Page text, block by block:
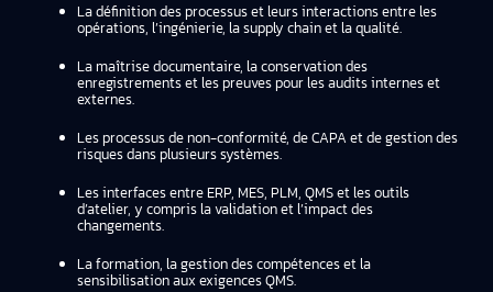
La définition des processus et leurs interactions entre les
opérations, l’ingénierie, la supply chain et la qualité.
La maîtrise documentaire, la conservation des
enregistrements et les preuves pour les audits internes et
externes.
Les processus de non-conformité, de CAPA et de gestion des
risques dans plusieurs systèmes.
Les interfaces entre ERP, MES, PLM, QMS et les outils
d’atelier, y compris la validation et l’impact des
changements.
La formation, la gestion des compétences et la
sensibilisation aux exigences QMS.